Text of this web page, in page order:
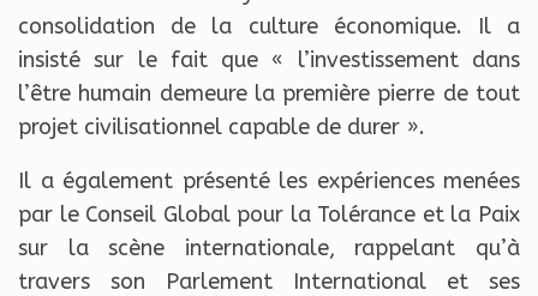
consolidation de la culture économique. Il a
insisté sur le fait que « l’investissement dans
l’être humain demeure la première pierre de tout
projet civilisationnel capable de durer ».
Il a également présenté les expériences menées
par le Conseil Global pour la Tolérance et la Paix
sur la scène internationale, rappelant qu’à
travers son Parlement International et ses